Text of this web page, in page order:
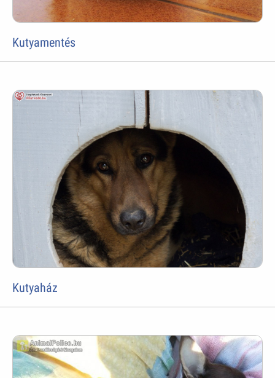
Kutyamentés
Kutyaház